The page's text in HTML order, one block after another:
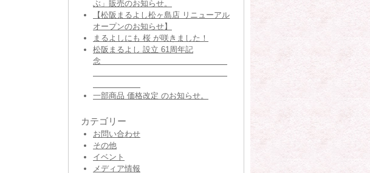
ぶ」販売のお知らせ。
【松阪まるよし松ヶ島店 リニューアル
オープンのお知らせ】
まるよしにも 桜 が咲きました！
松阪まるよし 設立 61周年記
念
一部商品 価格改定 のお知らせ。
カテゴリー
お問い合わせ
その他
イベント
メディア情報